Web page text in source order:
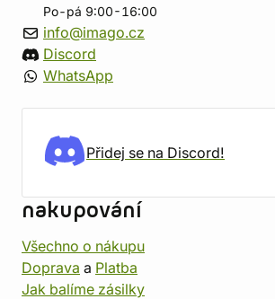
Po-pá 9:00-16:00
info@imago.cz
Discord
WhatsApp
Přidej se na Discord!
nakupování
Všechno o nákupu
Doprava a Platba
Jak balíme zásilky